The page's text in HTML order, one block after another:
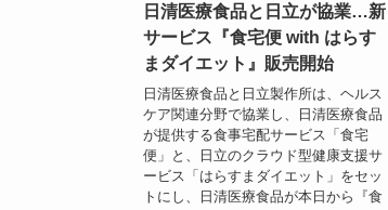
日清医療食品と日立が協業…新
サービス『食宅便 with はらす
まダイエット』販売開始
日清医療食品と日立製作所は、ヘルス
ケア関連分野で協業し、日清医療食品
が提供する食事宅配サービス「食宅
便」と、日立のクラウド型健康支援サ
ービス「はらすまダイエット」をセッ
トにし、日清医療食品が本日から『食